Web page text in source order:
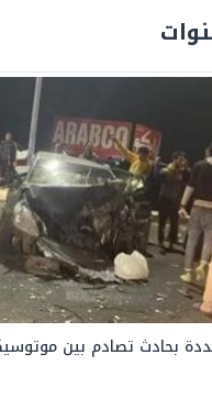
بحادث تصادم بين